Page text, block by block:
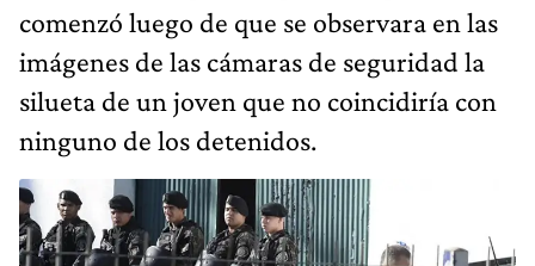
comenzó luego de que se observara en las
imágenes de las cámaras de seguridad la
silueta de un joven que no coincidiría con
ninguno de los detenidos.